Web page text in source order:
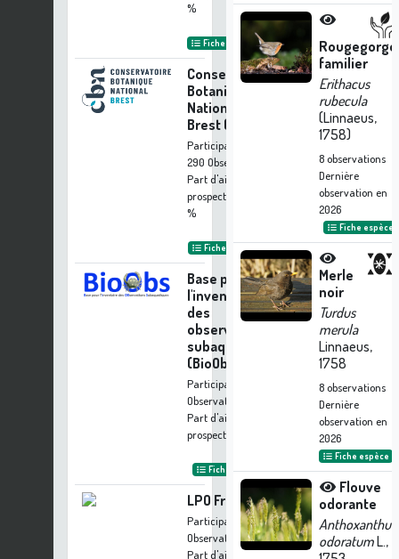
%
Fiche organisme
Conservatoire
Botanique
National de
Brest (CBNB)
Participation à
290 Observations
Part d'aide à la
prospection :
%
Fiche organisme
Base pour
l'inventaire
des
observations
subaquatiques
(BioObs)
Participation à 60
Observations
Part d'aide à la
prospection :
Fiche organisme
LPO France
Participation à 43
Observations
Part d'aide à la
Rougegorge
familier
Erithacus
rubecula
(Linnaeus,
1758)
8observations
Dernière
observation en
2026
Fiche espèce
Merle
noir
Turdus
merula
Linnaeus,
1758
8observations
Dernière
observation en
2026
Fiche espèce
Flouve
odorante
odoratumL.,